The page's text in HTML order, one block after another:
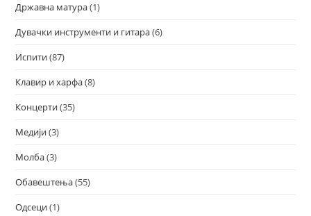
Државна матура(1)
Дувачки инструменти и гитара(6)
Испити(87)
Клавир и харфа(8)
Концерти(35)
Медији(3)
Молба(3)
Обавештења(55)
Одсеци(1)